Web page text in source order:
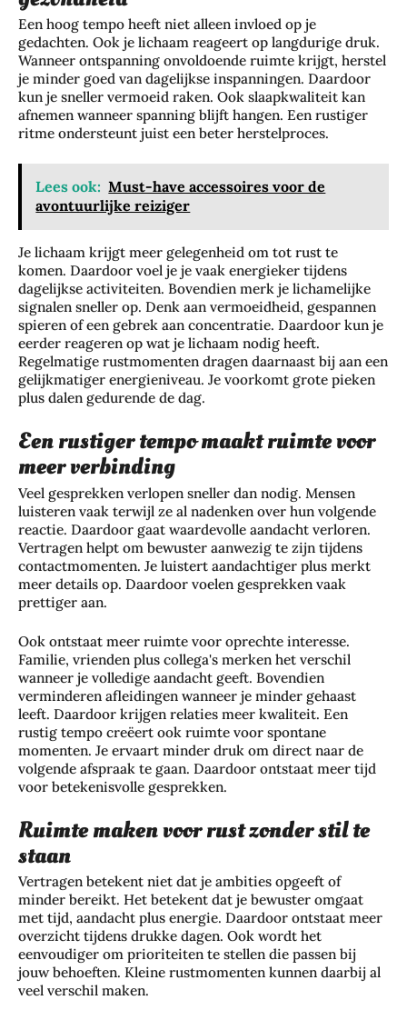
Een hoog tempo heeft niet alleen invloed op je
gedachten. Ook je lichaam reageert op langdurige druk.
Wanneer ontspanning onvoldoende ruimte krijgt, herstel
je minder goed van dagelijkse inspanningen. Daardoor
kun je sneller vermoeid raken. Ook slaapkwaliteit kan
afnemen wanneer spanning blijft hangen. Een rustiger
ritme ondersteunt juist een beter herstelproces.
Lees ook: Must-have accessoires voor de
avontuurlijke reiziger
Je lichaam krijgt meer gelegenheid om tot rust te
komen. Daardoor voel je je vaak energieker tijdens
dagelijkse activiteiten. Bovendien merk je lichamelijke
signalen sneller op. Denk aan vermoeidheid, gespannen
spieren of een gebrek aan concentratie. Daardoor kun je
eerder reageren op wat je lichaam nodig heeft.
Regelmatige rustmomenten dragen daarnaast bij aan een
gelijkmatiger energieniveau. Je voorkomt grote pieken
plus dalen gedurende de dag.
Een rustiger tempo maakt ruimte voor
meer verbinding
Veel gesprekken verlopen sneller dan nodig. Mensen
luisteren vaak terwijl ze al nadenken over hun volgende
reactie. Daardoor gaat waardevolle aandacht verloren.
Vertragen helpt om bewuster aanwezig te zijn tijdens
contactmomenten. Je luistert aandachtiger plus merkt
meer details op. Daardoor voelen gesprekken vaak
prettiger aan.
Ook ontstaat meer ruimte voor oprechte interesse.
Familie, vrienden plus collega's merken het verschil
wanneer je volledige aandacht geeft. Bovendien
verminderen afleidingen wanneer je minder gehaast
leeft. Daardoor krijgen relaties meer kwaliteit. Een
rustig tempo creëert ook ruimte voor spontane
momenten. Je ervaart minder druk om direct naar de
volgende afspraak te gaan. Daardoor ontstaat meer tijd
voor betekenisvolle gesprekken.
Ruimte maken voor rust zonder stil te
staan
Vertragen betekent niet dat je ambities opgeeft of
minder bereikt. Het betekent dat je bewuster omgaat
met tijd, aandacht plus energie. Daardoor ontstaat meer
overzicht tijdens drukke dagen. Ook wordt het
eenvoudiger om prioriteiten te stellen die passen bij
jouw behoeften. Kleine rustmomenten kunnen daarbij al
veel verschil maken.